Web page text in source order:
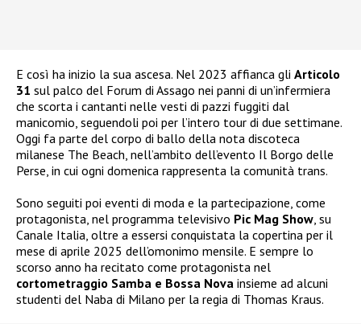
E così ha inizio la sua ascesa. Nel 2023 affianca gli Articolo
31 sul palco del Forum di Assago nei panni di un’infermiera
che scorta i cantanti nelle vesti di pazzi fuggiti dal
manicomio, seguendoli poi per l’intero tour di due settimane.
Oggi fa parte del corpo di ballo della nota discoteca
milanese The Beach, nell’ambito dell’evento Il Borgo delle
Perse, in cui ogni domenica rappresenta la comunità trans.
Sono seguiti poi eventi di moda e la partecipazione, come
protagonista, nel programma televisivo Pic Mag Show, su
Canale Italia, oltre a essersi conquistata la copertina per il
mese di aprile 2025 dell’omonimo mensile. E sempre lo
scorso anno ha recitato come protagonista nel
cortometraggio Samba e Bossa Nova insieme ad alcuni
studenti del Naba di Milano per la regia di Thomas Kraus.